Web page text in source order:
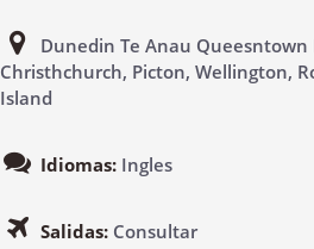
Dunedin Te Anau Queesntown
Christhchurch, Picton, Wellington,
Island
Idiomas: Ingles
Salidas: Consultar